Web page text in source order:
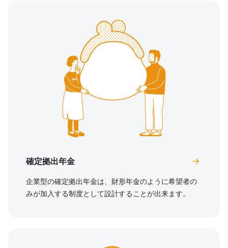
確定拠出年金
企業型の確定拠出年金は、財形年金のように希望者の
みが加入する制度として設計することが出来ます。